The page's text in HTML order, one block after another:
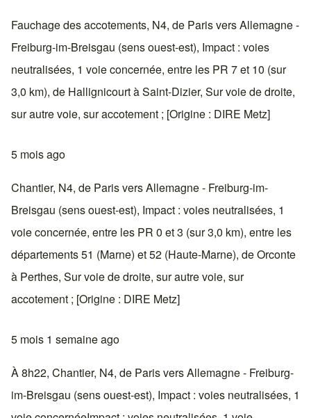
Fauchage des accotements, N4, de Paris vers Allemagne -
Freiburg-im-Breisgau (sens ouest-est), Impact : voies
neutralisées, 1 voie concernée, entre les PR 7 et 10 (sur
3,0 km), de Hallignicourt à Saint-Dizier, Sur voie de droite,
sur autre voie, sur accotement ; [Origine : DIRE Metz]
5 mois ago
Chantier, N4, de Paris vers Allemagne - Freiburg-im-
Breisgau (sens ouest-est), Impact : voies neutralisées, 1
voie concernée, entre les PR 0 et 3 (sur 3,0 km), entre les
départements 51 (Marne) et 52 (Haute-Marne), de Orconte
à Perthes, Sur voie de droite, sur autre voie, sur
accotement ; [Origine : DIRE Metz]
5 mois 1 semaine ago
À 8h22, Chantier, N4, de Paris vers Allemagne - Freiburg-
im-Breisgau (sens ouest-est), Impact : voies neutralisées, 1